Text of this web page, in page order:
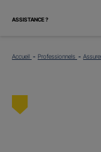
ASSISTANCE ?
Accueil Professionnels